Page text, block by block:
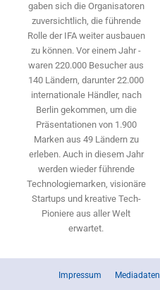
gaben sich die Organisatoren
zuversichtlich, die führende
Rolle der IFA weiter ausbauen
zu können. Vor einem Jahr ­
waren 220.000 Besucher aus
140 ­Ländern, ­darunter 22.000
internationale Händler, nach
Berlin gekommen, um die
Präsen­tationen von 1.900
Marken aus 49 Ländern zu
erleben. Auch in diesem Jahr
werden wieder führende
Technologiemarken, visionäre
Startups und ­kreative Tech-
Pioniere aus aller Welt
erwartet.
Impressum Mediadaten